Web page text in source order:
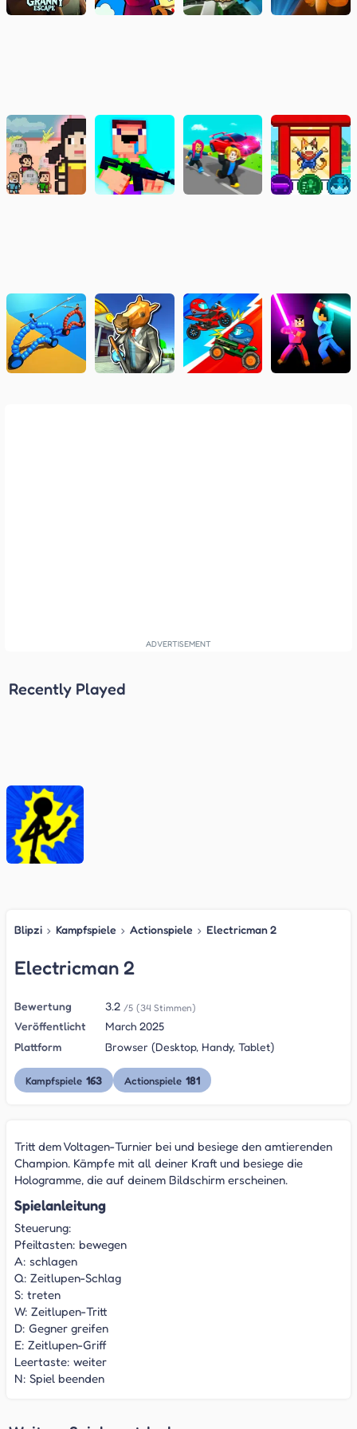
Recently Played
Blipzi › Kampfspiele › Actionspiele › Electricman 2
Electricman 2
Bewertung 3.2 /5 (34 Stimmen)
Veröffentlicht
March 2025
Plattform
Browser (Desktop, Handy, Tablet)
Kampfspiele 163 Actionspiele 181
Tritt dem Voltagen-Turnier bei und besiege den amtierenden
Champion. Kämpfe mit all deiner Kraft und besiege die
Hologramme, die auf deinem Bildschirm erscheinen.
Spielanleitung
Steuerung:
Pfeiltasten: bewegen
A: schlagen
Q: Zeitlupen-Schlag
S: treten
W: Zeitlupen-Tritt
D: Gegner greifen
E: Zeitlupen-Griff
Leertaste: weiter
N: Spiel beenden